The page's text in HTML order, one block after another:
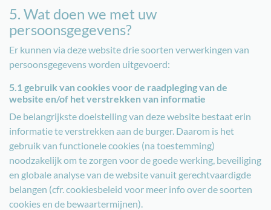
5. Wat doen we met uw
persoonsgegevens?
Er kunnen via deze website drie soorten verwerkingen van
persoonsgegevens worden uitgevoerd:
5.1 gebruik van cookies voor de raadpleging van de
website en/of het verstrekken van informatie
De belangrijkste doelstelling van deze website bestaat erin
informatie te verstrekken aan de burger. Daarom is het
gebruik van functionele cookies (na toestemming)
noodzakelijk om te zorgen voor de goede werking, beveiliging
en globale analyse van de website vanuit gerechtvaardigde
belangen (cfr. cookiesbeleid voor meer info over de soorten
cookies en de bewaartermijnen).